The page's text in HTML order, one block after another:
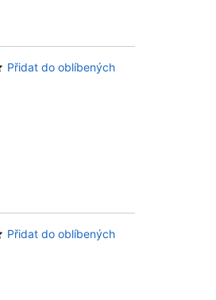
Přidat do oblíbených
Přidat do oblíbených